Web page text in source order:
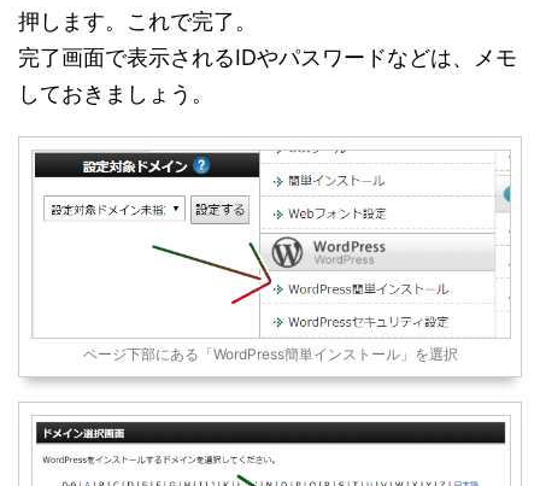
押します。これで完了。
完了画面で表示されるIDやパスワードなどは、メモ
しておきましょう。
ページ下部にある「WordPress簡単インストール」を選択